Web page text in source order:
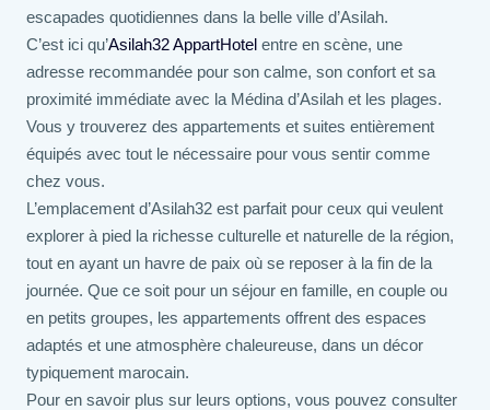
escapades quotidiennes dans la belle ville d’Asilah.
C’est ici qu’Asilah32 AppartHotel entre en scène, une
adresse recommandée pour son calme, son confort et sa
proximité immédiate avec la Médina d’Asilah et les plages.
Vous y trouverez des appartements et suites entièrement
équipés avec tout le nécessaire pour vous sentir comme
chez vous.
L’emplacement d’Asilah32 est parfait pour ceux qui veulent
explorer à pied la richesse culturelle et naturelle de la région,
tout en ayant un havre de paix où se reposer à la fin de la
journée. Que ce soit pour un séjour en famille, en couple ou
en petits groupes, les appartements offrent des espaces
adaptés et une atmosphère chaleureuse, dans un décor
typiquement marocain.
Pour en savoir plus sur leurs options, vous pouvez consulter